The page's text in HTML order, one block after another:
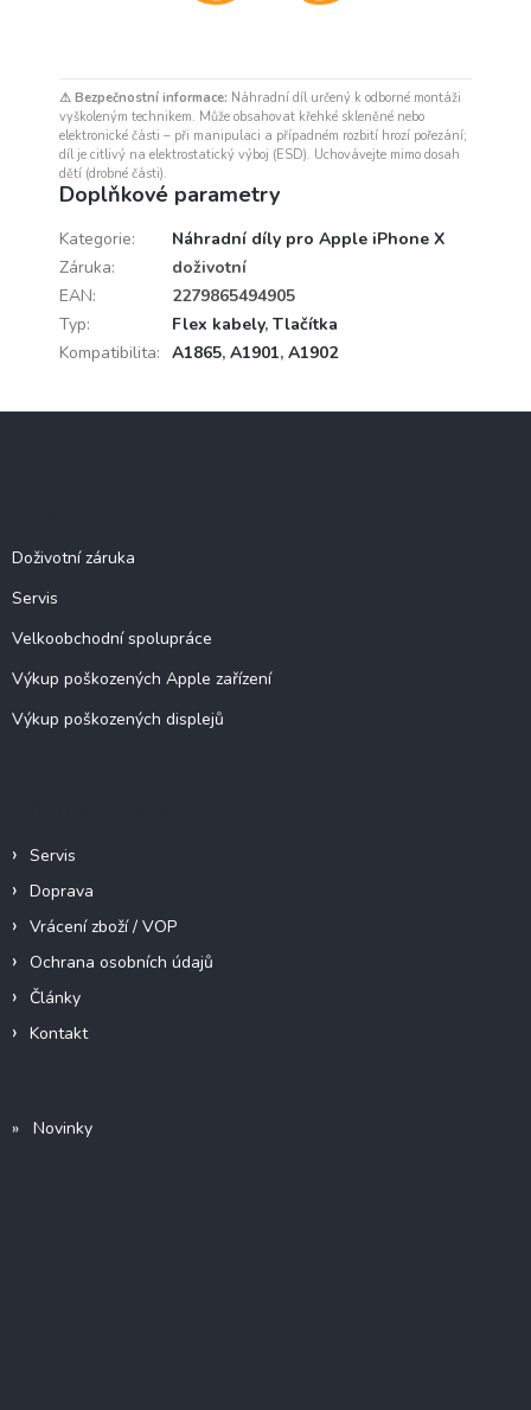
⚠ Bezpečnostní informace: Náhradní díl určený k odborné montáži
vyškoleným technikem. Může obsahovat křehké skleněné nebo
elektronické části – při manipulaci a případném rozbití hrozí pořezání;
díl je citlivý na elektrostatický výboj (ESD). Uchovávejte mimo dosah
dětí (drobné části).
Doplňkové parametry
Kategorie:
Náhradní díly pro Apple iPhone X
Záruka:
doživotní
EAN:
2279865494905
Typ: Flex kabely, Tlačítka
Kompatibilita: A1865, A1901, A1902
Doživotní záruka
Servis
Velkoobchodní spolupráce
Výkup poškozených Apple zařízení
Výkup poškozených displejů
Servis
Doprava
Vrácení zboží / VOP
Ochrana osobních údajů
Články
Kontakt
» Novinky